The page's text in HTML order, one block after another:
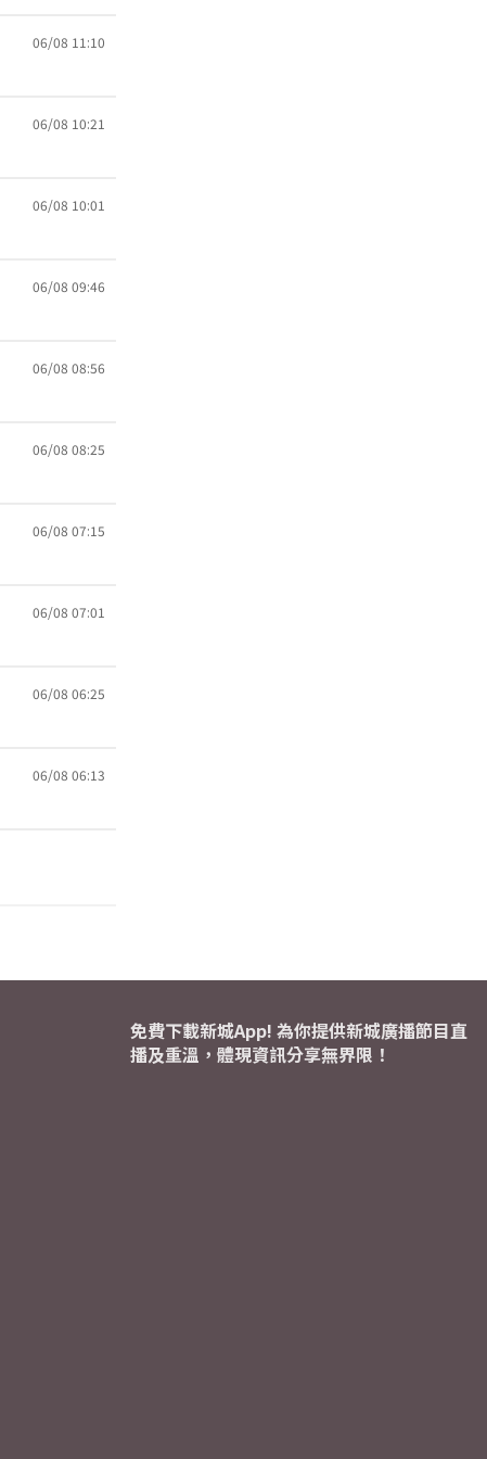
06/08 11:10
06/08 10:21
06/08 10:01
06/08 09:46
06/08 08:56
06/08 08:25
06/08 07:15
06/08 07:01
06/08 06:25
06/08 06:13
免費下載新城App! 為你提供新城廣播節目直
播及重溫，體現資訊分享無界限！